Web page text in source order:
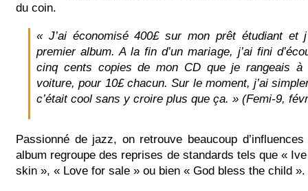
du coin.
« J’ai économisé 400£ sur mon prêt étudiant et
premier album. A la fin d’un mariage, j’ai fini
cinq cents copies de mon CD que je rangeais à
voiture, pour 10£ chacun. Sur le moment, j’ai
c’était cool sans y croire plus que ça. » (Femi-9,
Passionné de jazz, on retrouve beaucoup
album regroupe des reprises de standards tels que «
skin », « Love for sale » ou bien « God bless the child ».